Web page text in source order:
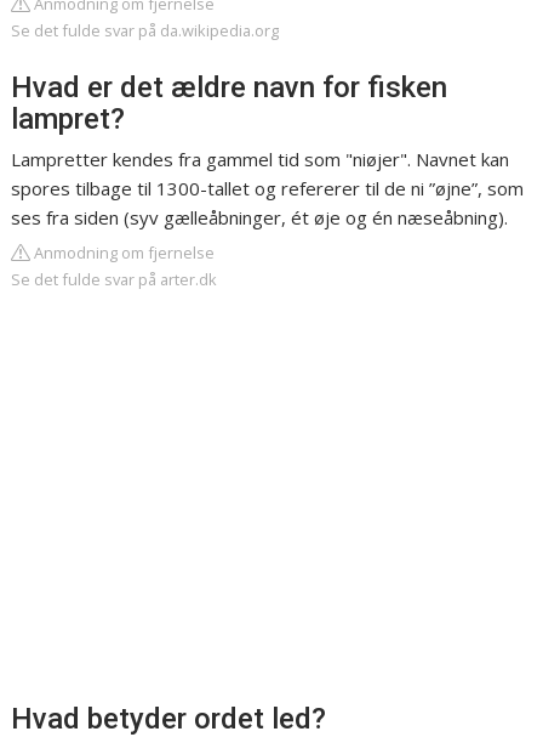
Se det fulde svar på da.wikipedia.org
Hvad er det ældre navn for fisken
lampret?
Lampretter kendes fra gammel tid som "niøjer". Navnet kan
spores tilbage til 1300-tallet og refererer til de ni ”øjne”, som
ses fra siden (syv gælleåbninger, ét øje og én næseåbning).
Anmodning om fjernelse
Se det fulde svar på arter.dk
Hvad betyder ordet led?